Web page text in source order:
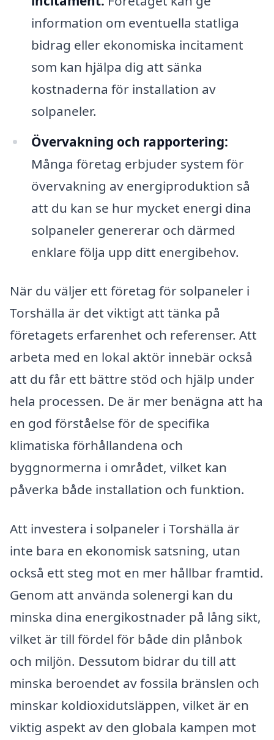
information om eventuella statliga
bidrag eller ekonomiska incitament
som kan hjälpa dig att sänka
kostnaderna för installation av
solpaneler.
Övervakning och rapportering:
Många företag erbjuder system för
övervakning av energiproduktion så
att du kan se hur mycket energi dina
solpaneler genererar och därmed
enklare följa upp ditt energibehov.
När du väljer ett företag för solpaneler i
Torshälla är det viktigt att tänka på
företagets erfarenhet och referenser. Att
arbeta med en lokal aktör innebär också
att du får ett bättre stöd och hjälp under
hela processen. De är mer benägna att ha
en god förståelse för de specifika
klimatiska förhållandena och
byggnormerna i området, vilket kan
påverka både installation och funktion.
Att investera i solpaneler i Torshälla är
inte bara en ekonomisk satsning, utan
också ett steg mot en mer hållbar framtid.
Genom att använda solenergi kan du
minska dina energikostnader på lång sikt,
vilket är till fördel för både din plånbok
och miljön. Dessutom bidrar du till att
minska beroendet av fossila bränslen och
minskar koldioxidutsläppen, vilket är en
viktig aspekt av den globala kampen mot